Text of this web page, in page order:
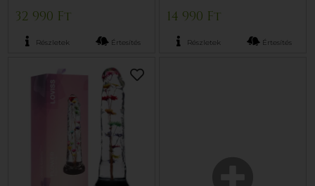
32 990 Ft
Részletek Értesítés
14 990 Ft
Részletek Értesítés